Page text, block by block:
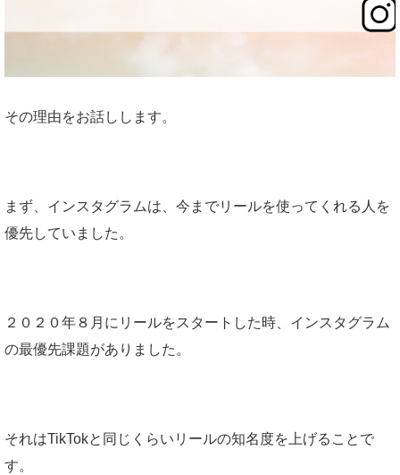
その理由をお話しします。
まず、インスタグラムは、今までリールを使ってくれる人を
優先していました。
２０２０年８月にリールをスタートした時、インスタグラム
の最優先課題がありました。
それはTikTokと同じくらいリールの知名度を上げることで
す。